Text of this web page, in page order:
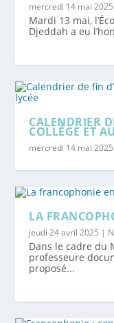
mercredi 14 mai 2025
Mardi 13 mai,
Djeddah a eu
CALENDRIER
COLLÈGE ET
mercredi 14 mai 2025
LA
jeudi 24 avril 2025 |
Dans le cadre du
professeure
proposé...